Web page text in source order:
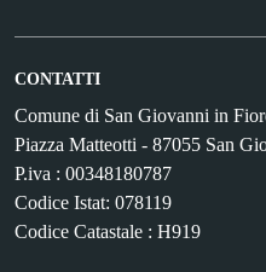
CONTATTI
Comune di San Giovanni in
Piazza Matteotti - 87055 San
P.iva : 00348180787
Codice Istat: 078119
Codice Catastale : H919